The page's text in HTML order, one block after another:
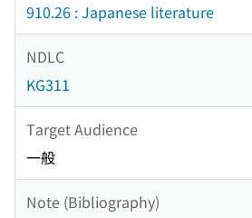
910.26 : Japanese literature
NDLC
KG311
Target Audience
一般
Note (Bibliography)